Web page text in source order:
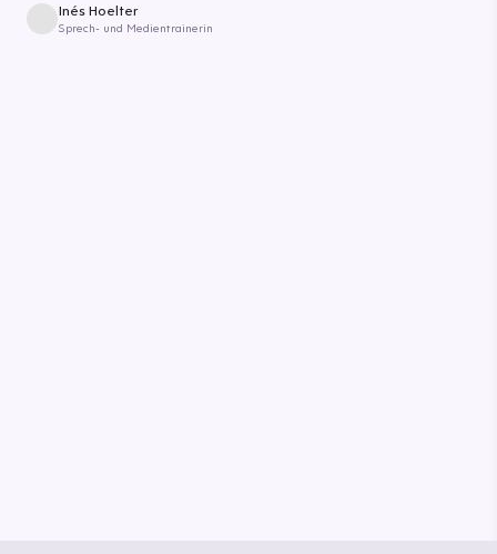
Inés Hoelter
Sprech- und Medientrainerin